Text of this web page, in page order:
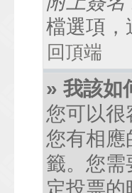
檔選項，
回頂端
» 我該如
您可以
您有相
籤。您
定投票